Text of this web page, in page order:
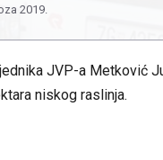
2019.
JVP-a Metković
niskog raslinja.